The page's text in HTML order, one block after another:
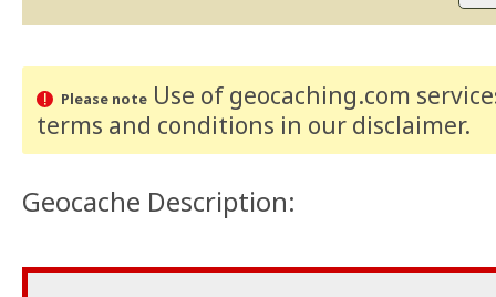
Please noteUse of geocaching.com
terms and conditions in our disclaimer.
Geocache Description: